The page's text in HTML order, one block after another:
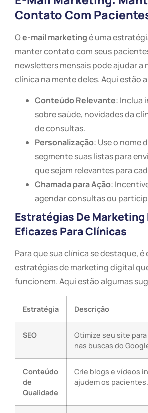
Contato Com
Oe-mail marketingé uma
manter contato com seus
newsletters mensais pode ajudar a
clínica na mente deles. Aqui estão
Conteúdo Relevante: Inclua
sobre saúde, novidades da
de consultas.
Personalização: Use o nome
segmente suas listas para
que sejam relevantes para
Chamada para Ação:
agendar consultas ou
Estratégias De
Eficazes Para Clínicas
Para que sua clínica se destaque,
estratégias de marketing digital
funcionem. Aqui estão algumas
Estratégia Descrição
SEO
Otimize seu site
nas buscas do
Conteúdo
de
Qualidade
Crie blogs e vídeos
ajudem os pacientes.